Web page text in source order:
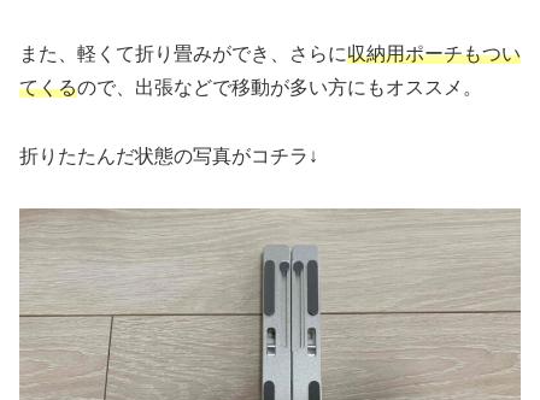
また、軽くて折り畳みができ、さらに収納用ポーチもつい
てくるので、出張などで移動が多い方にもオススメ。
折りたたんだ状態の写真がコチラ↓